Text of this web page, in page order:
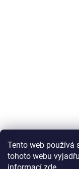
Tento web používá
tohoto webu